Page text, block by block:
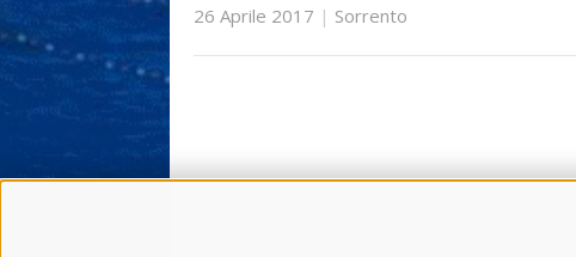
26 Aprile 2017 | Sorrento